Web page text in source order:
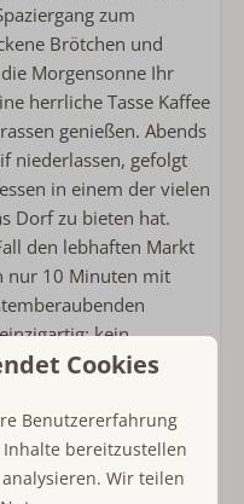
zum
Brötchen und
Morgensonne Ihr
herrliche Tasse Kaffee
genießen. Abends
niederlassen, gefolgt
in einem der vielen
Dorf zu bieten hat.
den lebhaften Markt
nur 10 Minuten mit
kein
selbstversorgender
sich durch ihre
Sie sie über eine
Dachterrasse führt, wo
Cookies
Benutzererfahrung
bereitzustellen
Wir teilen